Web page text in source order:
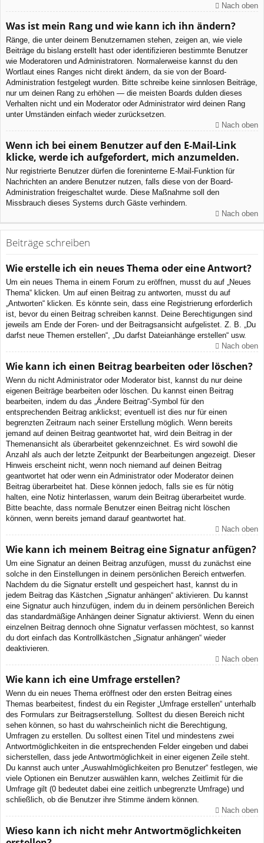
Nach oben
Was ist mein Rang und wie kann ich ihn ändern?
Ränge, die unter deinem Benutzernamen stehen, zeigen an, wie viele
Beiträge du bislang erstellt hast oder identifizieren bestimmte Benutzer
wie Moderatoren und Administratoren. Normalerweise kannst du den
Wortlaut eines Ranges nicht direkt ändern, da sie von der Board-
Administration festgelegt wurden. Bitte schreibe keine sinnlosen Beiträge,
nur um deinen Rang zu erhöhen — die meisten Boards dulden dieses
Verhalten nicht und ein Moderator oder Administrator wird deinen Rang
unter Umständen einfach wieder zurücksetzen.
Nach oben
Wenn ich bei einem Benutzer auf den E-Mail-Link
klicke, werde ich aufgefordert, mich anzumelden.
Nur registrierte Benutzer dürfen die foreninterne E-Mail-Funktion für
Nachrichten an andere Benutzer nutzen, falls diese von der Board-
Administration freigeschaltet wurde. Diese Maßnahme soll den
Missbrauch dieses Systems durch Gäste verhindern.
Nach oben
Beiträge schreiben
Wie erstelle ich ein neues Thema oder eine Antwort?
Um ein neues Thema in einem Forum zu eröffnen, musst du auf „Neues
Thema“ klicken. Um auf einen Beitrag zu antworten, musst du auf
„Antworten“ klicken. Es könnte sein, dass eine Registrierung erforderlich
ist, bevor du einen Beitrag schreiben kannst. Deine Berechtigungen sind
jeweils am Ende der Foren- und der Beitragsansicht aufgelistet. Z. B. „Du
darfst neue Themen erstellen“, „Du darfst Dateianhänge erstellen“ usw.
Nach oben
Wie kann ich einen Beitrag bearbeiten oder löschen?
Wenn du nicht Administrator oder Moderator bist, kannst du nur deine
eigenen Beiträge bearbeiten oder löschen. Du kannst einen Beitrag
bearbeiten, indem du das „Ändere Beitrag“-Symbol für den
entsprechenden Beitrag anklickst; eventuell ist dies nur für einen
begrenzten Zeitraum nach seiner Erstellung möglich. Wenn bereits
jemand auf deinen Beitrag geantwortet hat, wird dein Beitrag in der
Themenansicht als überarbeitet gekennzeichnet. Es wird sowohl die
Anzahl als auch der letzte Zeitpunkt der Bearbeitungen angezeigt. Dieser
Hinweis erscheint nicht, wenn noch niemand auf deinen Beitrag
geantwortet hat oder wenn ein Administrator oder Moderator deinen
Beitrag überarbeitet hat. Diese können jedoch, falls sie es für nötig
halten, eine Notiz hinterlassen, warum dein Beitrag überarbeitet wurde.
Bitte beachte, dass normale Benutzer einen Beitrag nicht löschen
können, wenn bereits jemand darauf geantwortet hat.
Nach oben
Wie kann ich meinem Beitrag eine Signatur anfügen?
Um eine Signatur an deinen Beitrag anzufügen, musst du zunächst eine
solche in den Einstellungen in deinem persönlichen Bereich entwerfen.
Nachdem du die Signatur erstellt und gespeichert hast, kannst du in
jedem Beitrag das Kästchen „Signatur anhängen“ aktivieren. Du kannst
eine Signatur auch hinzufügen, indem du in deinem persönlichen Bereich
das standardmäßige Anhängen deiner Signatur aktivierst. Wenn du einen
einzelnen Beitrag dennoch ohne Signatur verfassen möchtest, so kannst
du dort einfach das Kontrollkästchen „Signatur anhängen“ wieder
deaktivieren.
Nach oben
Wie kann ich eine Umfrage erstellen?
Wenn du ein neues Thema eröffnest oder den ersten Beitrag eines
Themas bearbeitest, findest du ein Register „Umfrage erstellen“ unterhalb
des Formulars zur Beitragserstellung. Solltest du diesen Bereich nicht
sehen können, so hast du wahrscheinlich nicht die Berechtigung,
Umfragen zu erstellen. Du solltest einen Titel und mindestens zwei
Antwortmöglichkeiten in die entsprechenden Felder eingeben und dabei
sicherstellen, dass jede Antwortmöglichkeit in einer eigenen Zeile steht.
Du kannst auch unter „Auswahlmöglichkeiten pro Benutzer“ festlegen, wie
viele Optionen ein Benutzer auswählen kann, welches Zeitlimit für die
Umfrage gilt (0 bedeutet dabei eine zeitlich unbegrenzte Umfrage) und
schließlich, ob die Benutzer ihre Stimme ändern können.
Nach oben
Wieso kann ich nicht mehr Antwortmöglichkeiten